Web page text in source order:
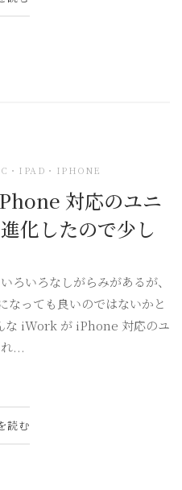
・IPAD・IPHONE
対応のユニ
化したので少し
ろいろなしがらみがあるが、
っても良いのではないかと
な iWork が iPhone 対応のユ
...
読む